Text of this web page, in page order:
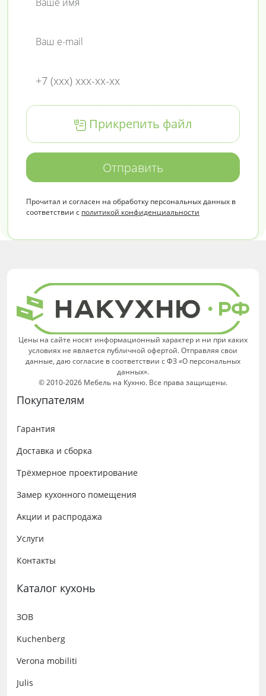
Прикрепить файл
Отправить
Прочитал и согласен на обработку персональных данных в
соответствии с политикой конфиденциальности
Цены на сайте носят информационный характер и ни при каких
условиях не является публичной офертой. Отправляя свои
данные, даю согласие в соответствии с ФЗ «О персональных
данных».
© 2010-2026 Мебель на Кухню. Все права защищены.
Покупателям
Гарантия
Доставка и сборка
Трёхмерное проектирование
Замер кухонного помещения
Акции и распродажа
Услуги
Контакты
Каталог кухонь
ЗОВ
Kuchenberg
Verona mobiliti
Julis